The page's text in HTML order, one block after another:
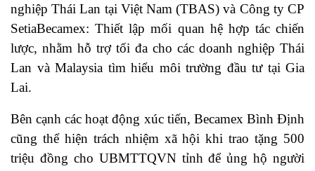
nghiệp Thái Lan tại Việt Nam (TBAS) và Công ty CP
SetiaBecamex: Thiết lập mối quan hệ hợp tác chiến
lược, nhằm hỗ trợ tối đa cho các doanh nghiệp Thái
Lan và Malaysia tìm hiểu môi trường đầu tư tại Gia
Lai.
Bên cạnh các hoạt động xúc tiến, Becamex Bình Định
cũng thể hiện trách nhiệm xã hội khi trao tặng 500
triệu đồng cho UBMTTQVN tỉnh để ủng hộ người